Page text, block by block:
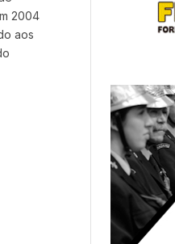
2004
aos